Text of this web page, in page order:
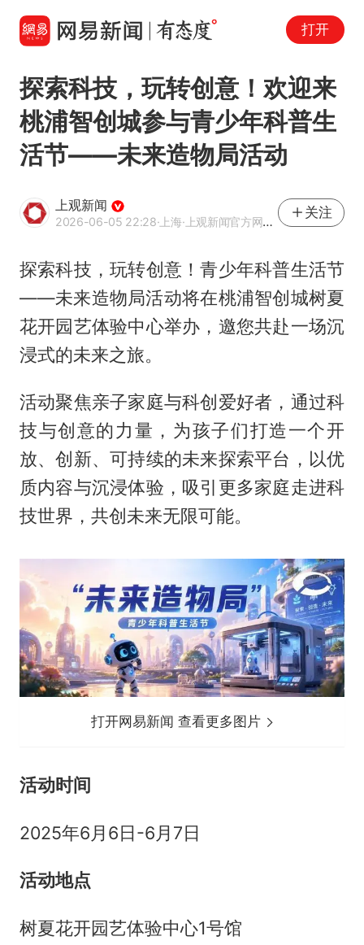
打开
探索科技，玩转创意！欢迎来
桃浦智创城参与青少年科普生
活节——未来造物局活动
上观新闻
2026-06-05 22:28·上海·上观新闻官方网易号
关注
探索科技，玩转创意！青少年科普生活节
——未来造物局活动将在桃浦智创城树夏
花开园艺体验中心举办，邀您共赴一场沉
浸式的未来之旅。
活动聚焦亲子家庭与科创爱好者，通过科
技与创意的力量，为孩子们打造一个开
放、创新、可持续的未来探索平台，以优
质内容与沉浸体验，吸引更多家庭走进科
技世界，共创未来无限可能。
打开网易新闻 查看更多图片
活动时间
2025年6月6日-6月7日
活动地点
树夏花开园艺体验中心1号馆